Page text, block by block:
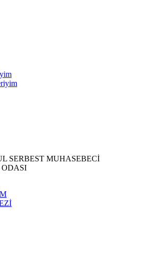
SERBEST MUHASEBECİ